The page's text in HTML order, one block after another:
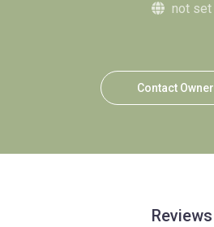
not set
Contact Owner
Reviews